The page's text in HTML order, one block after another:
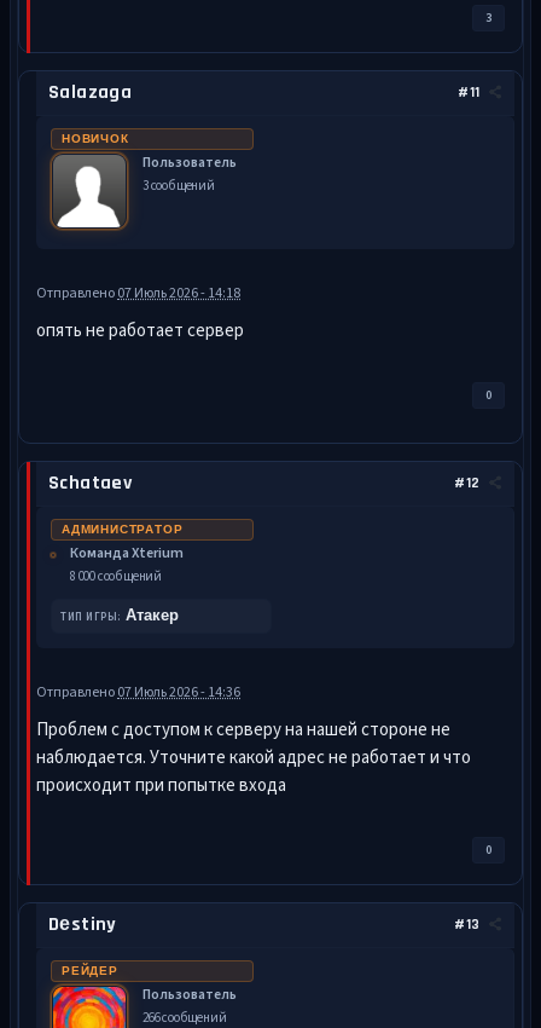
3
#11
Salazaga
НОВИЧОК
Пользователь
3 сообщений
Отправлено07 Июль 2026 - 14:18
опять не работает сервер
0
#12
Schataev
АДМИНИСТРАТОР
Команда Xterium
8 000 сообщений
ТИП ИГРЫ: Атакер
Отправлено07 Июль 2026 - 14:36
Проблем с доступом к серверу на нашей стороне не
наблюдается. Уточните какой адрес не работает и что
происходит при попытке входа
0
#13
Dеstiny
РЕЙДЕР
Пользователь
266 сообщений